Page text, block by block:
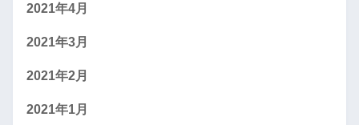
2021年4月
2021年3月
2021年2月
2021年1月